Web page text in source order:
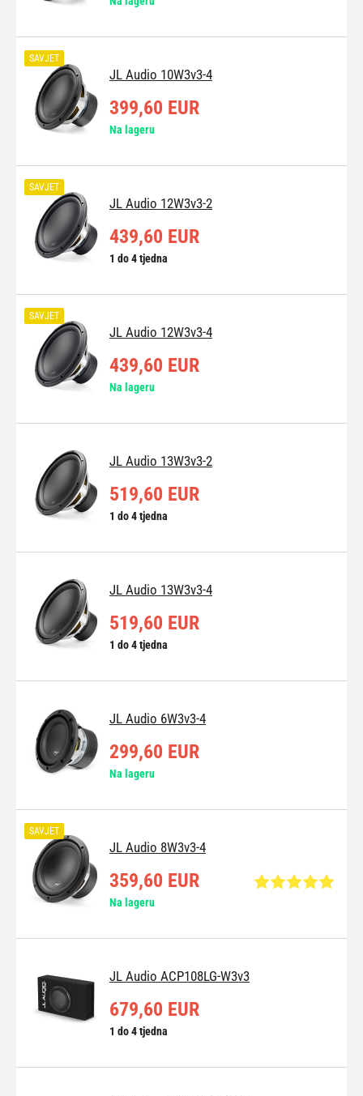
JL Audio 10W3v3-4
SAVJET
399,60 EUR
Na lageru
JL Audio 12W3v3-2
SAVJET
439,60 EUR
1 do 4 tjedna
JL Audio 12W3v3-4
SAVJET
439,60 EUR
Na lageru
JL Audio 13W3v3-2
519,60 EUR
1 do 4 tjedna
JL Audio 13W3v3-4
519,60 EUR
1 do 4 tjedna
JL Audio 6W3v3-4
299,60 EUR
Na lageru
JL Audio 8W3v3-4
SAVJET
359,60 EUR
Na lageru
JL Audio ACP108LG-W3v3
679,60 EUR
1 do 4 tjedna